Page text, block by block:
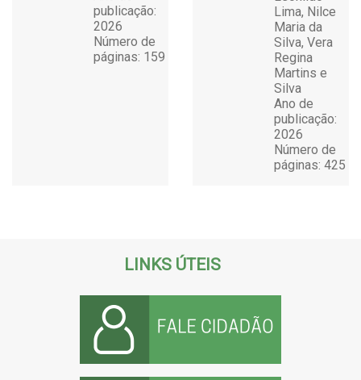
publicação:
2026
Número de
páginas: 159
Lima, Nilce
Maria da
Silva, Vera
Regina
Martins e
Silva
Ano de
publicação:
2026
Número de
páginas: 425
LINKS ÚTEIS